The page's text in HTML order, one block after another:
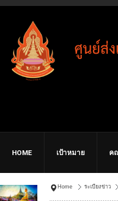
HOME เป้าหมาย ค
Home ระเบียงข่าว